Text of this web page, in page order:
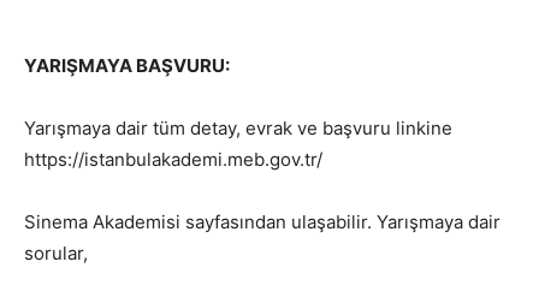
YARIŞMAYA BAŞVURU:
Yarışmaya dair tüm detay, evrak ve başvuru linkine
https://istanbulakademi.meb.gov.tr/
Sinema Akademisi sayfasından ulaşabilir. Yarışmaya dair
sorular,